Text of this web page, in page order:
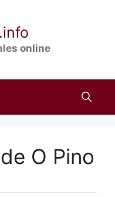
online
O Pino